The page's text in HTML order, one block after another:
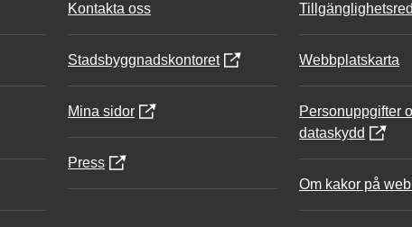
Kontakta oss
Stadsbyggnadskontoret
Mina sidor
Press
Webbplatskarta
Personuppgifter
dataskydd
Om kakor på